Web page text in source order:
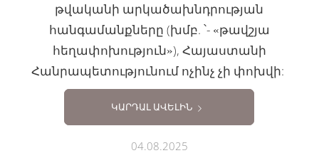
թվականի արկածախնդրության
հանգամանքները (խմբ. ՝- «թավշյա
հեղափոխություն»), Հայաստանի
Հանրապետությունում ոչինչ չի փոխվի:
ԿԱՐԴԱԼ ԱՎԵԼԻՆ
04.08.2025